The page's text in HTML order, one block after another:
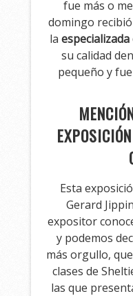
fue más o
domingo
laespecializada
su calidad
pequeño y
Esta
Gerard
expositor
y podemos
más orgullo,
clases de
las que